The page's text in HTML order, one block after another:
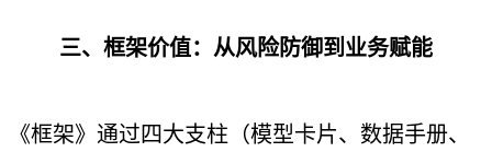
三、框架价值：从风险防御到业务赋能
《框架》通过四大支柱（模型卡片、数据手册、